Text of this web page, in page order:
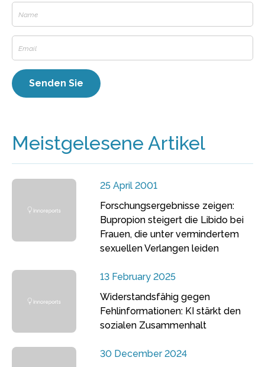
Meistgelesene Artikel
25 April 2001
Forschungsergebnisse zeigen:
Bupropion steigert die Libido bei
Frauen, die unter vermindertem
sexuellen Verlangen leiden
13 February 2025
Widerstandsfähig gegen
Fehlinformationen: KI stärkt den
sozialen Zusammenhalt
30 December 2024